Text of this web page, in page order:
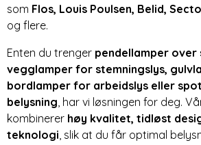
som Flos, Louis Poulsen, Belid,
og flere.
Enten du trenger pendellamper over
vegglamper for stemningslys,
bordlamper for arbeidslys eller
belysning, har vi løsningen for deg.
kombinerer høy kvalitet, tidløst
teknologi, slik at du får optimal